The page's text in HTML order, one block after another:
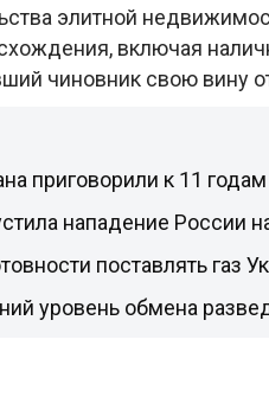
элитной
включая
чиновник свою вину
приговорили к 11
нападение России
поставлять газ
уровень обмена